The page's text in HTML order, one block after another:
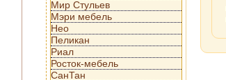
Мир Стульев
Мэри мебель
Нео
Пеликан
Риал
Росток-мебель
СанТан